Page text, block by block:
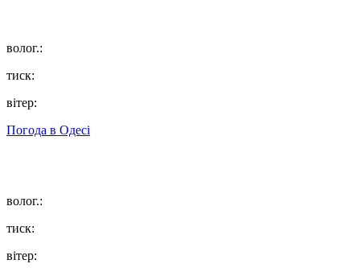
волог.:
тиск:
вітер:
Погода в Одесі
волог.:
тиск:
вітер: